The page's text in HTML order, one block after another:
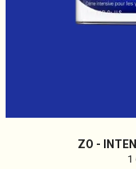
ZO -
1